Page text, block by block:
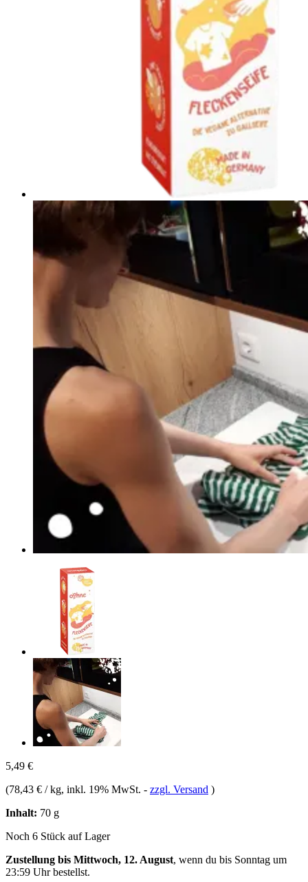
5,49 €
(78,43 € / kg, inkl. 19% MwSt. - zzgl. Versand )
Inhalt: 70 g
Noch 6 Stück auf Lager
Zustellung bis Mittwoch, 12. August, wenn du bis Sonntag um
23:59 Uhrbestellst.